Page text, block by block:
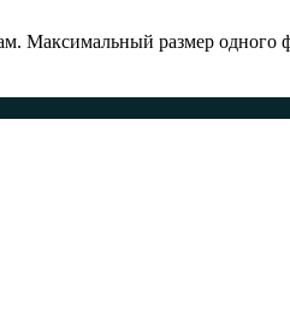
Максимальный размер одного